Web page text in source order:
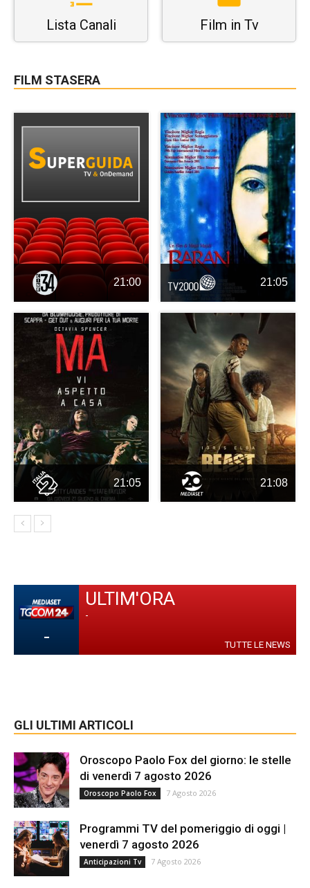
Lista Canali Film in Tv
FILM STASERA
21:00 21:05
21:05 21:08
-
ULTIM'ORA
-
TUTTE LE NEWS
GLI ULTIMI ARTICOLI
Oroscopo Paolo Fox del giorno: le stelle
di venerdì 7 agosto 2026
Oroscopo Paolo Fox 7 Agosto 2026
Programmi TV del pomeriggio di oggi |
venerdì 7 agosto 2026
Anticipazioni Tv 7 Agosto 2026